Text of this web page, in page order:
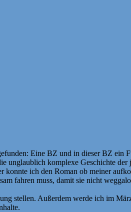
Eine BZ und in dieser BZ
unglaublich komplexe Geschichte
ich den Roman ob meiner
fahren muss, damit sie nicht
stellen. Außerdem werde ich im